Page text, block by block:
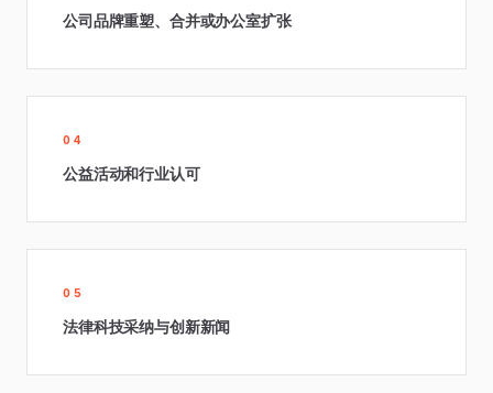
公司品牌重塑、合并或办公室扩张
04
公益活动和行业认可
05
法律科技采纳与创新新闻